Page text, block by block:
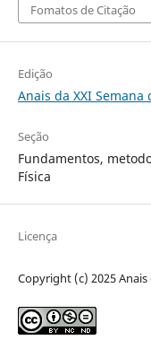
Fomatos de Citação
Edição
Anais da XXI
Seção
Fundamentos,
Física
Licença
Copyright (c) 2025